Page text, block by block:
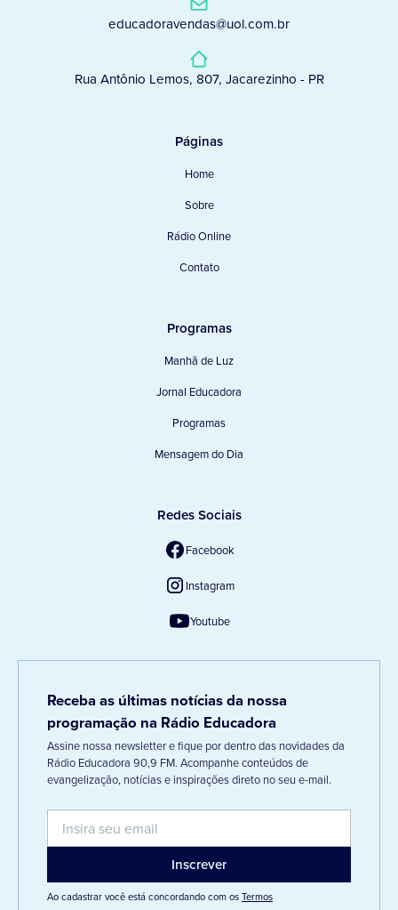
educadoravendas@uol.com.br
Rua Antônio Lemos, 807, Jacarezinho - PR
Páginas
Home
Sobre
Rádio Online
Contato
Programas
Manhã de Luz
Jornal Educadora
Programas
Mensagem do Dia
Redes Sociais
Facebook
Instagram
Youtube
Receba as últimas notícias da nossa
programação na Rádio Educadora
Assine nossa newsletter e fique por dentro das novidades da
Rádio Educadora 90,9 FM. Acompanhe conteúdos de
evangelização, notícias e inspirações direto no seu e-mail.
Ao cadastrar você está concordando com osTermos